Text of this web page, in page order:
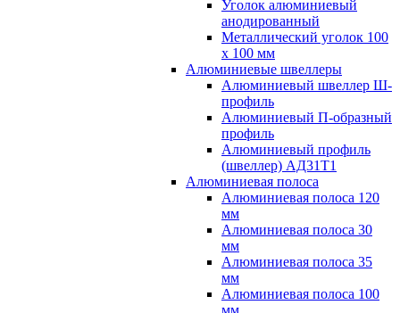
Уголок алюминиевый
анодированный
Металлический уголок 100
х 100 мм
Алюминиевые швеллеры
Алюминиевый швеллер Ш-
профиль
Алюминиевый П-образный
профиль
Алюминиевый профиль
(швеллер) АД31Т1
Алюминиевая полоса
Алюминиевая полоса 120
мм
Алюминиевая полоса 30
мм
Алюминиевая полоса 35
мм
Алюминиевая полоса 100
мм